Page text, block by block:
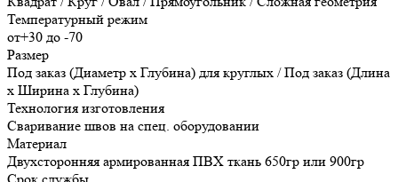
Температурный режим
от+30 до -70
Размер
Под заказ (Диаметр х Глубина) для круглых / Под заказ (Длина
х Ширина х Глубина)
Технология изготовления
Сваривание швов на спец. оборудовании
Материал
Двухсторонняя армированная ПВХ ткань 650гр или 900гр